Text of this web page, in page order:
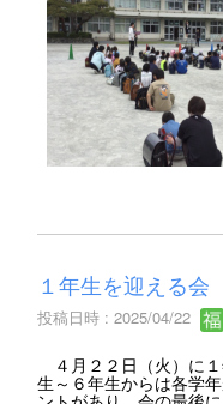
１年生を迎える会
投稿日時 : 2025/04/22
４月２２日（火）に
生～６年生からは各学